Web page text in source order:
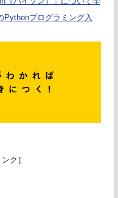
プログラミング入
ク］